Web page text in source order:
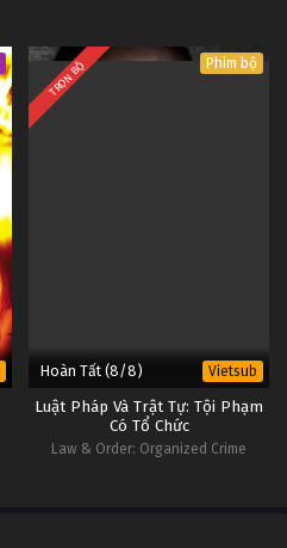
TRỌN BỘ Phim bộ
Hoàn Tất (8/8) Vietsub
Luật Pháp Và Trật Tự: Tội Phạm
Có Tổ Chức
Law & Order: Organized Crime